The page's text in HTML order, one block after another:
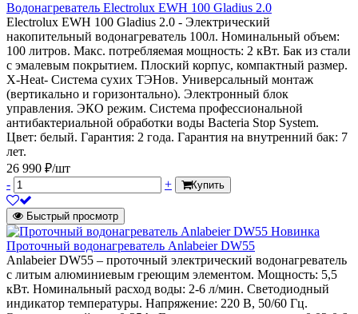
Водонагреватель Electrolux EWH 100 Gladius 2.0
Electrolux EWH 100 Gladius 2.0 - Электрический
накопительный водонагреватель 100л. Номинальный объем:
100 литров. Макс. потребляемая мощность: 2 кВт. Бак из стали
с эмалевым покрытием. Плоский корпус, компактный размер.
X-Heat- Система сухих ТЭНов. Универсальный монтаж
(вертикально и горизонтально). Электронный блок
управления. ЭКО режим. Система профессиональной
антибактериальной обработки воды Bacteria Stop System.
Цвет: белый. Гарантия: 2 года. Гарантия на внутренний бак: 7
лет.
26 990 ₽/шт
-
+ Купить
Быстрый просмотр
Новинка
Проточный водонагреватель Anlabeier DW55
Anlabeier DW55 – проточный электрический водонагреватель
с литым алюминиевым греющим элементом. Мощность: 5,5
кВт. Номинальный расход воды: 2-6 л/мин. Светодиодный
индикатор температуры. Напряжение: 220 В, 50/60 Гц.